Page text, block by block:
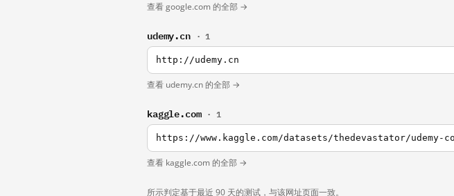
查看 google.com 的全部 →
udemy.cn · 1
http://udemy.cn
查看 udemy.cn 的全部 →
kaggle.com · 1
https://www.kaggle.com/datasets/thedevastator/udemy-
查看 kaggle.com 的全部 →
所示判定基于最近 90 天的测试，与该网址页面一致。